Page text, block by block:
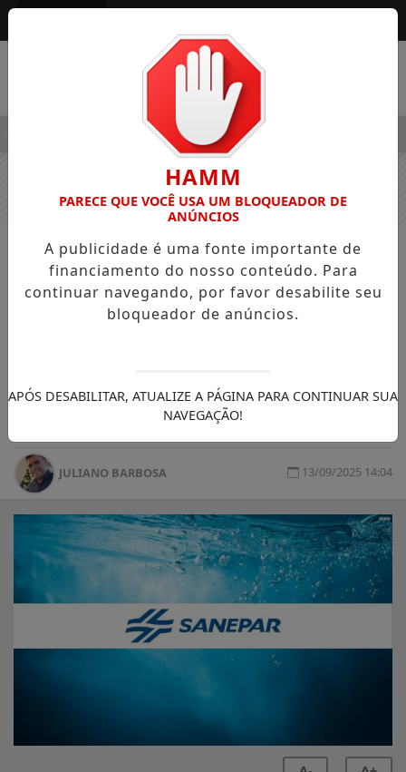
OSVALDO PEDRO DOS SANTOS, O “NEGUINHO DA
NOTÍCIAS GERAL
Problema operacional na bomba do
poço principal afeta abastecimento
da noite deste domingo (14), de forma
JULIANO BARBOSA 13/09/2025 14:04
HAMM
PARECE QUE VOCÊ USA UM BLOQUEADOR DE
ANÚNCIOS
A publicidade é uma fonte importante de
financiamento do nosso conteúdo. Para
continuar navegando, por favor desabilite seu
bloqueador de anúncios.
APÓS DESABILITAR, ATUALIZE A PÁGINA PARA CONTINUAR SUA
NAVEGAÇÃO!